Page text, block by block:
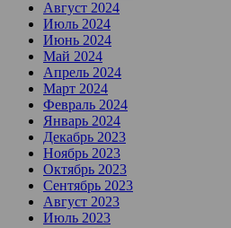
Август 2024
Июль 2024
Июнь 2024
Май 2024
Апрель 2024
Март 2024
Февраль 2024
Январь 2024
Декабрь 2023
Ноябрь 2023
Октябрь 2023
Сентябрь 2023
Август 2023
Июль 2023